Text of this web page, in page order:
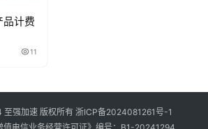
计费
11
强加速 版权所有 浙ICP备2024081261号-1